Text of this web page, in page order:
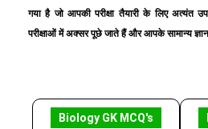
गया है जो आपकी परीक्षा तैयारी के लिए अत्यंत
परीक्षाओं में अक्सर पूछे जाते हैं और आपके सामान्य
Biology GK MCQ's